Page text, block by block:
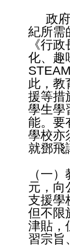
政府
紀所需
《行
化、趣
此，教
援等措
學生學
能。要
學校亦
就鄧飛
（一
元，向
支援學
但不限
津貼，
習宗旨